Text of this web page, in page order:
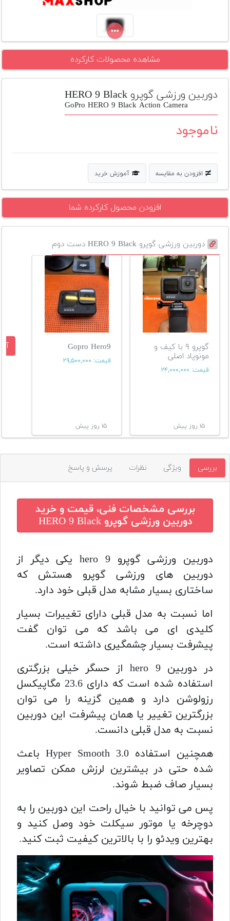
پلاس
محصول
دوم
لیست
قیمت
دوربین
بله
مشاهده محصولات کارکرده
دوربین ورزشی گوپرو HERO 9 Black
GoPro HERO 9 Black Action Camera
ناموجود
افزودن به مقایسه آموزش خرید
افزودن محصول کارکرده شما
دوربین ورزشی گوپرو HERO 9 Black دست دوم
گوپرو ۹ با کیف و
مونوپاد اصلی
قیمت: ۲۴,۰۰۰,۰۰۰
۱۵ روز پیش
Gopro Hero9
قیمت: ۲۹,۵۰۰,۰۰۰
۱۵ روز پیش
بررسی ویژگی نظرات پرسش و پاسخ
بررسی مشخصات فنی، قیمت و خرید
دوربین ورزشی گوپرو HERO 9 Black
دوربین ورزشی گوپرو hero 9 یکی دیگر از
دوربین های ورزشی گوپرو هستش که
ساختاری بسیار مشابه مدل قبلی خود دارد.
اما نسبت به مدل قبلی دارای تغییرات بسیار
کلیدی ای می باشد که می توان گفت
پیشرفت بسیار چشمگیری داشته است.
در دوربین hero 9 از حسگر خیلی بزرگتری
استفاده شده است که دارای 23.6 مگاپیکسل
رزولوشن دارد و همین گزینه را می توان
بزرگترین تغییر یا همان پیشرفت این دوربین
نسبت به مدل قبلی دانست.
همچنین استفاده Hyper Smooth 3.0 باعث
شده حتی در بیشترین لرزش ممکن تصاویر
بسیار صاف ضبط شوند.
پس می توانید با خیال راحت این دوربین را به
دوچرخه یا موتور سیکلت خود وصل کنید و
بهترین ویدئو را با بالاترین کیفیت ثبت کنید.